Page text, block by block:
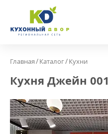
Главная/Каталог/Кухни
Кухня Джейн 001